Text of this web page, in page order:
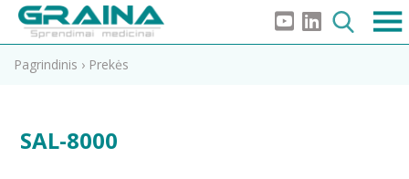
Pagrindinis › Prekės
SAL-8000